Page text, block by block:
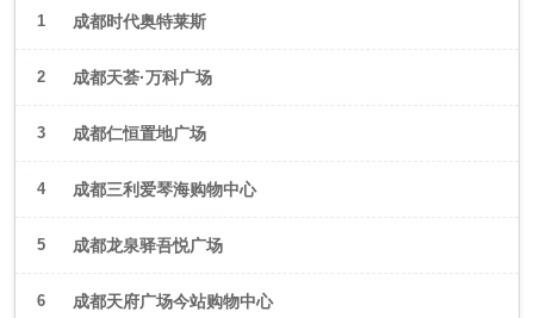
1 成都时代奥特莱斯
2 成都天荟·万科广场
3 成都仁恒置地广场
4 成都三利爱琴海购物中心
5 成都龙泉驿吾悦广场
6 成都天府广场今站购物中心